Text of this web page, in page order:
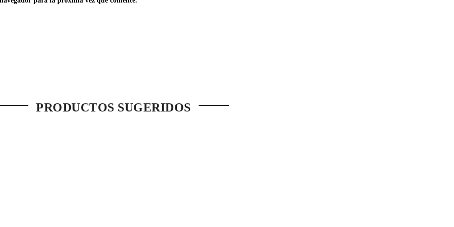
PRODUCTOS SUGERIDOS